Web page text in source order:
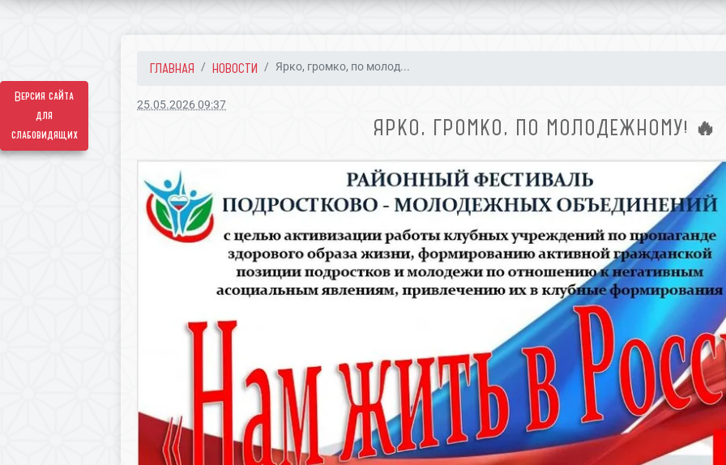
Версия сайта
для
слабовидящих
ГЛАВНАЯ НОВОСТИ Ярко, громко, по молод...
25.05.2026 09:37
ЯРКО, ГРОМКО, ПО МОЛОДЕЖНОМУ! 🔥